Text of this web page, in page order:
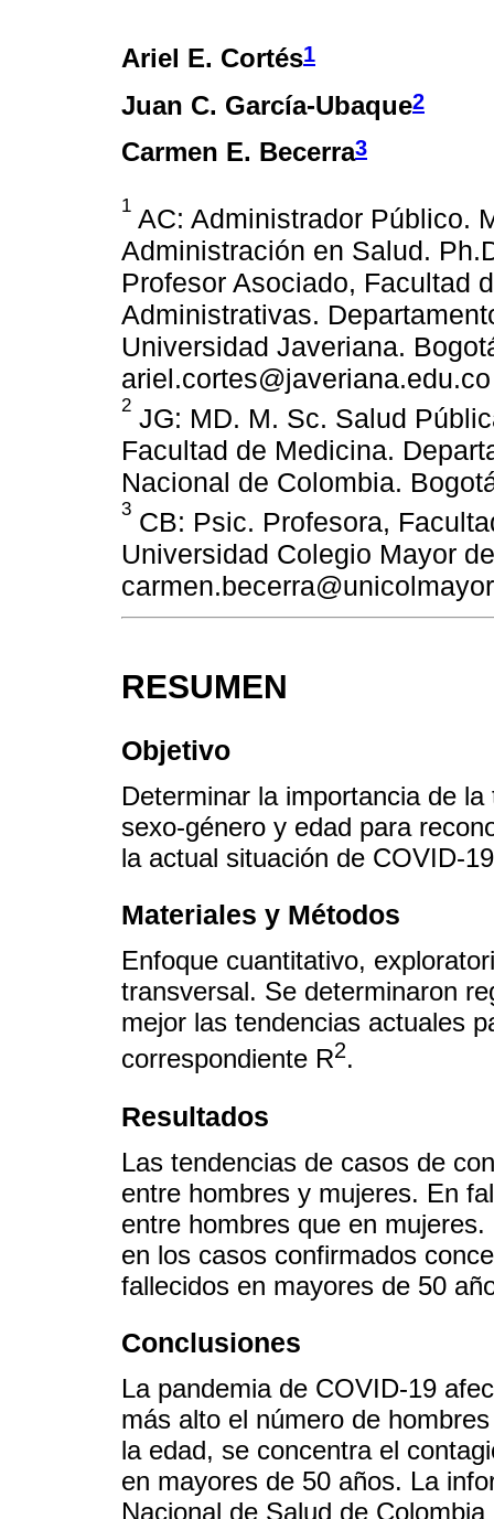
Ariel E. Cortés1
Juan C. García-Ubaque2
Carmen E. Becerra3
1 AC: Administrador Público.
Administración en Salud.
Profesor Asociado, Facultad
Administrativas.
Universidad Javeriana.
ariel.cortes@javeriana.edu.co
2 JG: MD. M. Sc. Salud
Facultad de Medicina.
Nacional de Colombia.
3 CB: Psic. Profesora,
Universidad Colegio Mayor
RESUMEN
Objetivo
Determinar la importancia de
sexo-género y edad para
la actual situación de COVID-
Materiales y Métodos
Enfoque cuantitativo,
transversal. Se determinaron
mejor las tendencias actuales
correspondiente R2.
Resultados
Las tendencias de casos de
entre hombres y mujeres. En
entre hombres que en
en los casos confirmados
fallecidos en mayores de 50
Conclusiones
La pandemia de COVID-19
más alto el número de
la edad, se concentra el
en mayores de 50 años. La
Nacional de Salud de